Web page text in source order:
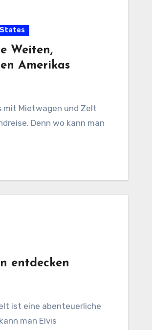
States
Weiten,
Amerikas
mit Mietwagen und Zelt
Denn wo kann man
entdecken
ist eine abenteuerliche
man Elvis